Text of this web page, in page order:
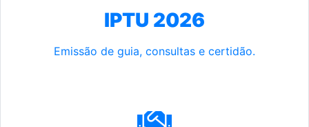
IPTU 2026
Emissão de guia, consultas e certidão.